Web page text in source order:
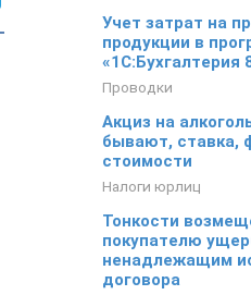
Учет затрат на
продукции в
«1С:Бухгалтерия
Проводки
Акциз на
бывают, ставка,
стоимости
Налоги юрлиц
Тонкости
покупателю
ненадлежащим
договора